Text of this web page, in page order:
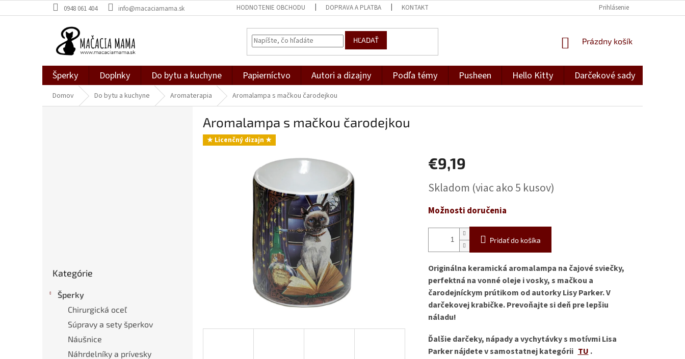
na
0948 061 404 info@macaciamama.sk HODNOTENIE OBCHODU DOPRAVA A PLATBA KONTAKT Prihlásenie
HĽADAŤ
NÁKUPNÝ
Prázdny košík
Šperky Doplnky Do bytu a kuchyne Papierníctvo Autori a dizajny Podľa témy Pusheen Hello Kitty Darčekové sady
Domov Do bytu a kuchyne Aromaterapia Aromalampa s mačkou čarodejkou
kategórie
Kategórie
Šperky
Chirurgická oceľ
Súpravy a sety šperkov
Náušnice
Náhrdelníky a prívesky
Aromalampa s mačkou čarodejkou
★ Licenčný dizajn ★
€9,19
cena:
Skladom (viac ako 5 kusov)
Možnosti doručenia
Pridať do košíka
Originálna keramická aromalampa na čajové sviečky,
perfektná na vonné oleje i vosky, s mačkou a
čarodejníckym prútikom od autorky Lisy Parker. V
darčekovej krabičke. Prevoňajte si deň pre lepšiu
náladu!
Ďalšie darčeky, nápady a vychytávky s motívmi Lisa
Parker nájdete v samostatnej kategórii TU.